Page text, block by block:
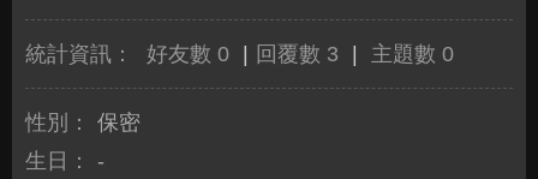
統計資訊： 好友數 0 回覆數 3 主題數 0
性別：
保密
生日：
-